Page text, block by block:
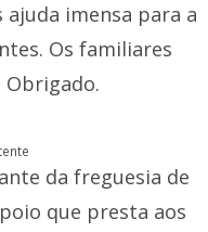
da freguesia de
que presta aos
ajuda imensa para a
Os familiares